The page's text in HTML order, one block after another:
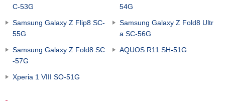
C-53G
54G
Samsung Galaxy Z Flip8 SC-
55G
Samsung Galaxy Z Fold8 Ultr
a SC-56G
Samsung Galaxy Z Fold8 SC
-57G
AQUOS R11 SH-51G
Xperia 1 VIII SO-51G